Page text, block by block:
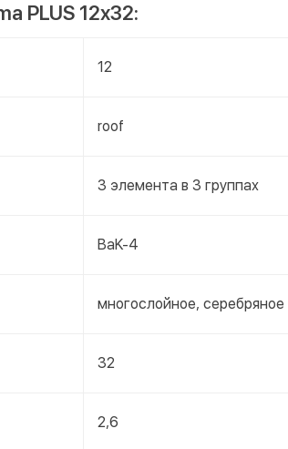
PLUS 12x32:
12
roof
3 элемента в 3 группах
BaK-4
многослойное,
32
2,6